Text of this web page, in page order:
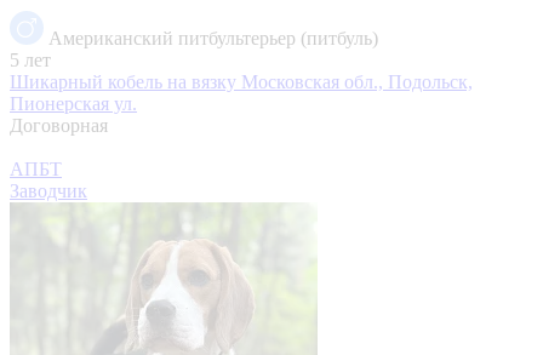
Американский питбультерьер (питбуль)
5 лет
Шикарный кобель на вязку Московская обл., Подольск,
Пионерская ул.
Договорная
АПБТ
Заводчик